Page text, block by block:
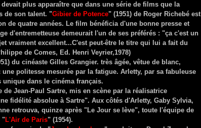
plus apparaître que dans une série de films que la
de son talent. "Gibier de Potence" (1951) de Roger Richebé est
de quatre années. Le film bénéficia d'une bonne presse et
d'entremetteuse demeurait l'un de ses préférés : "ça c'est un
vraiment excellent...C'est peut-être le titre qui lui a fait du
de Comes, Ed. Henri Veyrier,1978)
du cinéaste Gilles Grangier. très âgée, vêtue de blanc,
politesse mesurée par la fatigue. Arletty, par sa fabuleuse
unique dans le cinéma français.
de Jean-Paul Sartre, mis en scène par la réalisatrice
fidélité absolue à Sartre". Aux côtés d'Arletty, Gaby Sylvia,
retrouva, quinze après "Le Jour se lève", toute l'équipe de
"L'Air de Paris" (1954).